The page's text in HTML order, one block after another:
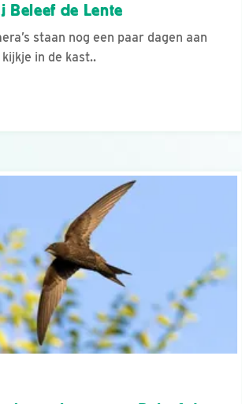
Beleef de Lente
staan nog een paar dagen aan
in de kast..